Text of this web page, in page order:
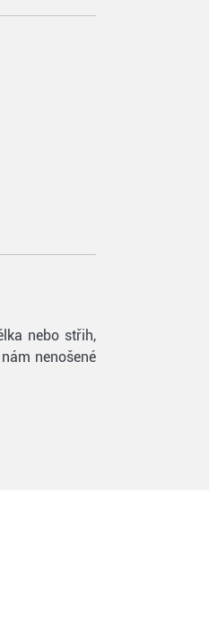
nebo střih,
nenošené